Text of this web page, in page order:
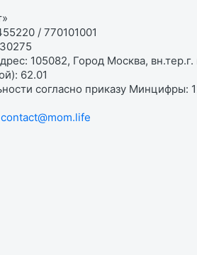
/ 770101001
105082, Город Москва,
62.01
согласно приказу Минцифры:
contact@mom.life